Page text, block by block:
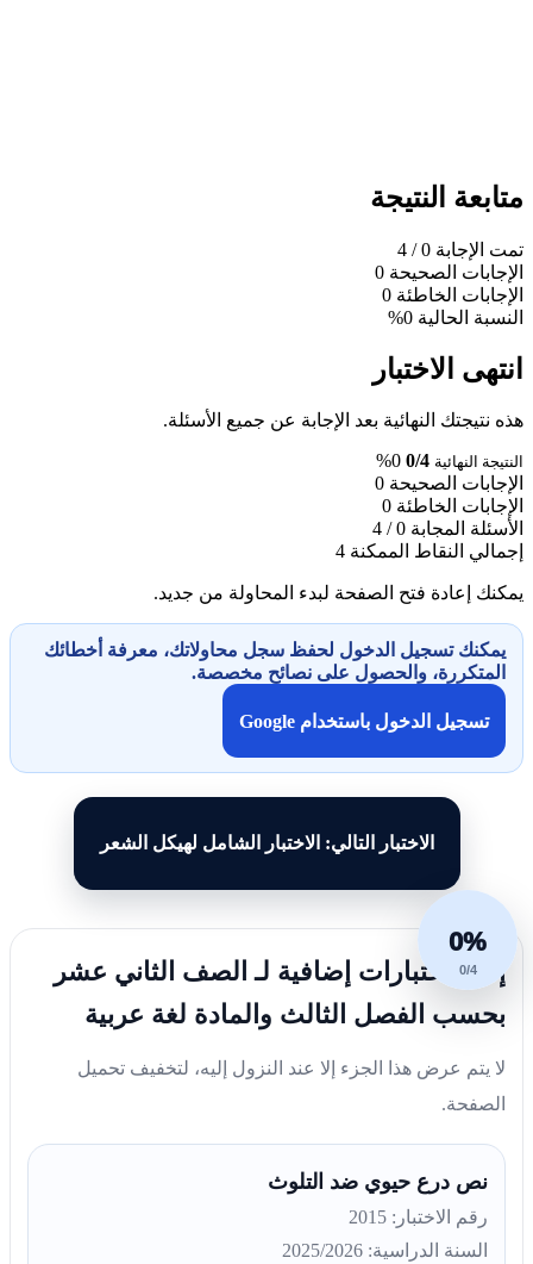
متابعة النتيجة
تمت الإجابة 0
/ 4
الإجابات الصحيحة 0
الإجابات الخاطئة 0
النسبة الحالية 0%
انتهى الاختبار
هذه نتيجتك النهائية بعد الإجابة عن جميع الأسئلة.
النتيجة النهائية 0/4
0%
الإجابات الصحيحة 0
الإجابات الخاطئة 0
الأسئلة المجابة 0 / 4
إجمالي النقاط الممكنة 4
يمكنك إعادة فتح الصفحة لبدء المحاولة من جديد.
يمكنك تسجيل الدخول لحفظ سجل محاولاتك، معرفة أخطائك
المتكررة، والحصول على نصائح مخصصة.
تسجيل الدخول باستخدام Google
الاختبار التالي: الاختبار الشامل لهيكل الشعر
0%
0/4
إليك اختبارات إضافية لـ الصف الثاني عشر
بحسب الفصل الثالث والمادة لغة عربية
لا يتم عرض هذا الجزء إلا عند النزول إليه، لتخفيف تحميل
الصفحة.
نص درع حيوي ضد التلوث
رقم الاختبار: 2015
السنة الدراسية: 2025/2026